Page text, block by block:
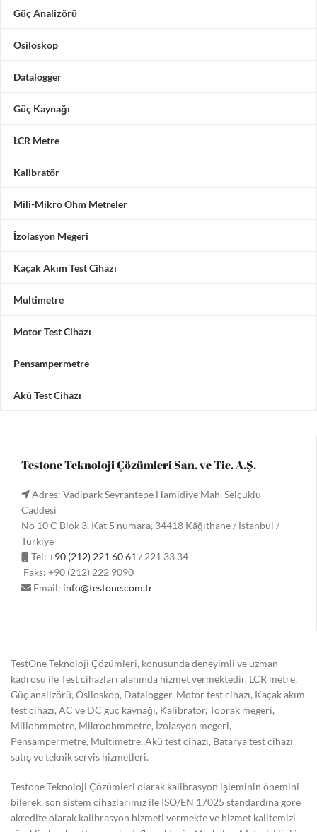
Güç Analizörü
Osiloskop
Datalogger
Güç Kaynağı
LCR Metre
Kalibratör
Mili-Mikro Ohm Metreler
İzolasyon Megeri
Kaçak Akım Test Cihazı
Multimetre
Motor Test Cihazı
Pensampermetre
Akü Test Cihazı
Testone Teknoloji Çözümleri San. ve Tic. A.Ş.
Adres: Vadipark Seyrantepe Hamidiye Mah. Selçuklu
Caddesi
No 10 C Blok 3. Kat 5 numara, 34418 Kâğıthane / İstanbul /
Türkiye
Tel: +90 (212) 221 60 61 / 221 33 34
Faks: +90 (212) 222 9090
Email: info@testone.com.tr
TestOne Teknoloji Çözümleri, konusunda deneyimli ve uzman
kadrosu ile Test cihazları alanında hizmet vermektedir. LCR metre,
Güç analizörü, Osiloskop, Datalogger, Motor test cihazı, Kaçak akım
test cihazı, AC ve DC güç kaynağı, Kalibratör, Toprak megeri,
Miliohmmetre, Mikroohmmetre, İzolasyon megeri,
Pensampermetre, Multimetre, Akü test cihazı, Batarya test cihazı
satış ve teknik servis hizmetleri.
Testone Teknoloji Çözümleri olarak kalibrasyon işleminin önemini
bilerek, son sistem cihazlarımız ile ISO/EN 17025 standardına göre
akredite olarak kalibrasyon hizmeti vermekte ve hizmet kalitemizi